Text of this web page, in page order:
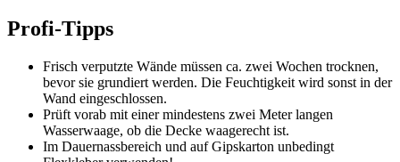
Profi-Tipps
Frisch verputzte Wände müssen ca. zwei Wochen trocknen,
bevor sie grundiert werden. Die Feuchtigkeit wird sonst in der
Wand eingeschlossen.
Prüft vorab mit einer mindestens zwei Meter langen
Wasserwaage, ob die Decke waagerecht ist.
Im Dauernassbereich und auf Gipskarton unbedingt